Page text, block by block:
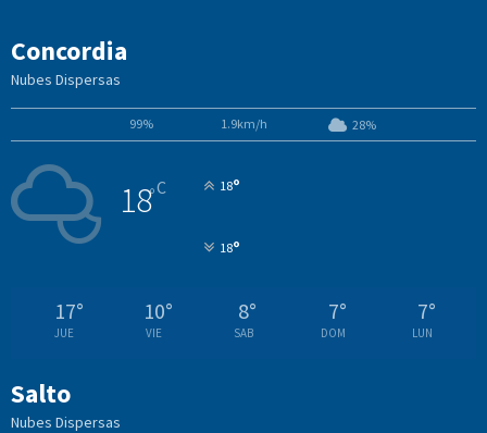
Concordia
Nubes Dispersas
99% 1.9km/h 28%
18°C 18°
18°
17°
JUE
10°
VIE
8°
SAB
7°
DOM
7°
LUN
Salto
Nubes Dispersas